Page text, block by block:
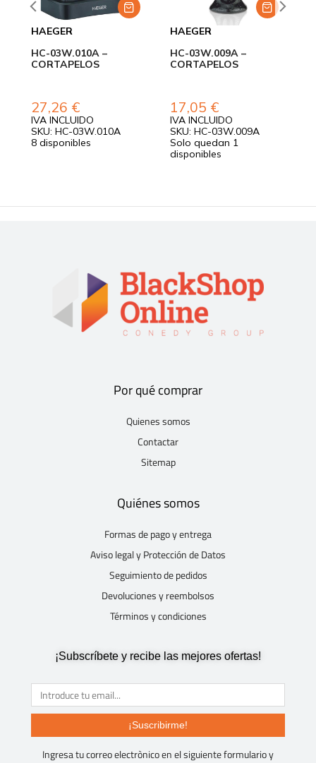
HAEGER
HC-03W.010A –
CORTAPELOS
27,26 €
IVA INCLUIDO
SKU: HC-03W.010A
8 disponibles
HAEGER
HC-03W.009A –
CORTAPELOS
17,05 €
IVA INCLUIDO
SKU: HC-03W.009A
Solo quedan 1
disponibles
Por qué comprar
Quienes somos
Contactar
Sitemap
Quiénes somos
Formas de pago y entrega
Aviso legal y Protección de Datos
Seguimiento de pedidos
Devoluciones y reembolsos
Términos y condiciones
¡Subscríbete y recibe las mejores ofertas!
¡Suscribirme!
Ingresa tu correo electrònico en el siguiente formulario y